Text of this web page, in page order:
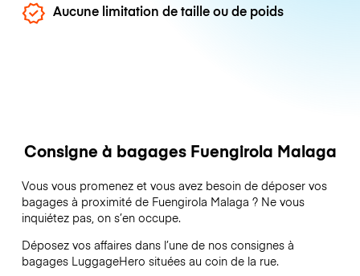
Aucune limitation de taille ou de poids
Consigne à bagages Fuengirola Malaga
Vous vous promenez et vous avez besoin de déposer vos
bagages à proximité de Fuengirola Malaga ? Ne vous
inquiétez pas, on s’en occupe.
Déposez vos affaires dans l’une de nos consignes à
bagages LuggageHero situées au coin de la rue.